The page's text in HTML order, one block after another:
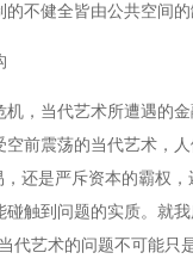
不健全皆由公共空间的
，当代艺术所遭遇的
前震荡的当代艺术，
还是严斥资本的霸权
触到问题的实质。就我
代艺术的问题不可能